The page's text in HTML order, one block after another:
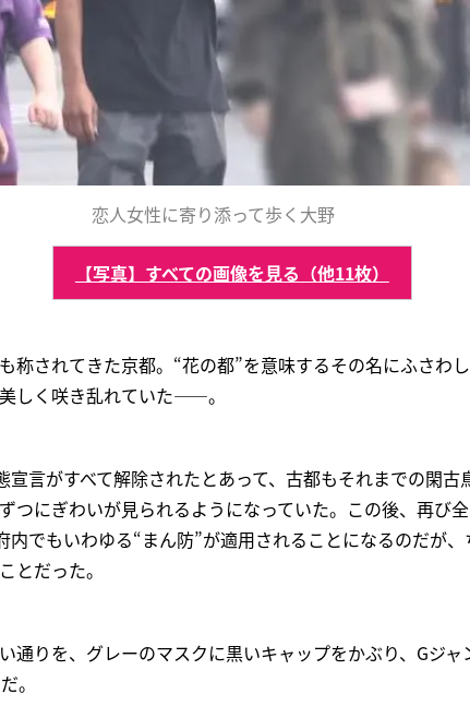
恋人女性に寄り添って歩く大野
【写真】すべての画像を見る（他11枚）
称されてきた京都。“花の都”を意味するその名にふさわ
しく咲き乱れていた――。
宣言がすべて解除されたとあって、古都もそれまでの閑古
つにぎわいが見られるようになっていた。この後、再び
内でもいわゆる“まん防”が適用されることになるのだが
とだった。
通りを、グレーのマスクに黒いキャップをかぶり、Gジ
。